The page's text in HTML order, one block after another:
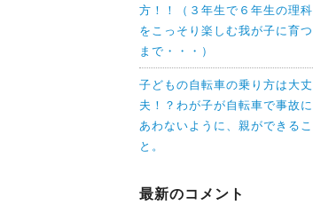
方！！（３年生で６年生の理科
をこっそり楽しむ我が子に育つ
まで・・・）
子どもの自転車の乗り方は大丈
夫！？わが子が自転車で事故に
あわないように、親ができるこ
と。
最新のコメント